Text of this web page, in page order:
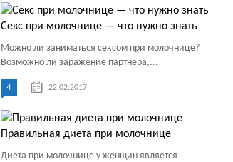
Секс при молочнице — что нужно знать
Можно ли заниматься сексом при молочнице?
Возможно ли заражение партнера,...
4 22.02.2017
Правильная диета при молочнице
Диета при молочнице у женщин является